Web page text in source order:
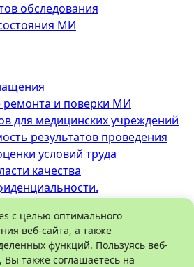
обследования
МИ
ремонта и поверки МИ
для медицинских учреждений
результатов проведения
условий труда
качества
РБ.
2026.
, городУфа,
с целью оптимального
веб-сайта, а также
функций. Пользуясь веб-
также соглашаетесь на